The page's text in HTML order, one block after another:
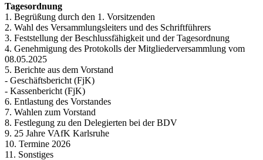
Tagesordnung
1. Begrüßung durch den 1. Vorsitzenden
2. Wahl des Versammlungsleiters und des Schriftführers
3. Feststellung der Beschlussfähigkeit und der Tagesordnung
4. Genehmigung des Protokolls der Mitgliederversammlung vom
08.05.2025
5. Berichte aus dem Vorstand
- Geschäftsbericht (FjK)
- Kassenbericht (FjK)
6. Entlastung des Vorstandes
7. Wahlen zum Vorstand
8. Festlegung zu den Delegierten bei der BDV
9. 25 Jahre VAfK Karlsruhe
10. Termine 2026
11. Sonstiges